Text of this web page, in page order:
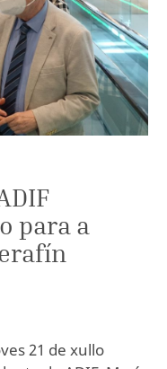
para a
21 de xullo